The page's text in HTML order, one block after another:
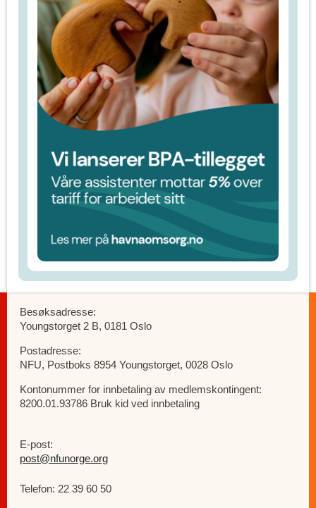
Besøksadresse:
Youngstorget 2 B, 0181 Oslo
Postadresse:
NFU, Postboks 8954 Youngstorget, 0028 Oslo
Kontonummer for innbetaling av medlemskontingent:
8200.01.93786 Bruk kid ved innbetaling
E-post:
post@nfunorge.org
Telefon: 22 39 60 50